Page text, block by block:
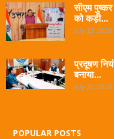
सीएम
को कड़ी...
July 23, 2026
प्रदूषण
बनाया...
July 22, 2026
POPULAR POSTS